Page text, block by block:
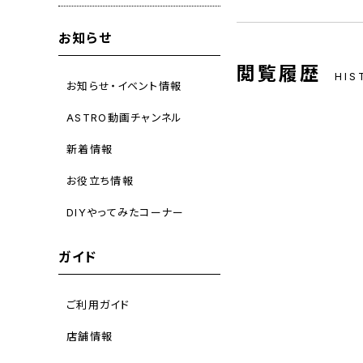
お知らせ
お知らせ・イベント情報
ASTRO動画チャンネル
新着情報
お役立ち情報
DIYやってみたコーナー
ガイド
ご利用ガイド
店舗情報
閲覧履歴